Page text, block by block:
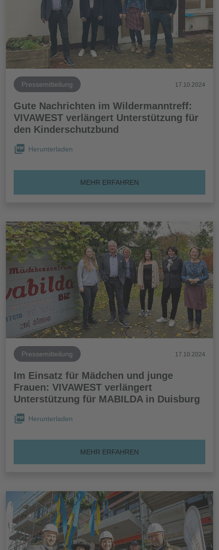
Pressemitteilung 17.10.2024
Gute Nachrichten im Wildermanntreff:
VIVAWEST verlängert Unterstützung für
den Kinderschutzbund
Herunterladen
MEHR ERFAHREN
Pressemitteilung 17.10.2024
Im Einsatz für Mädchen und junge
Frauen: VIVAWEST verlängert
Unterstützung für MABILDA in Duisburg
Herunterladen
MEHR ERFAHREN